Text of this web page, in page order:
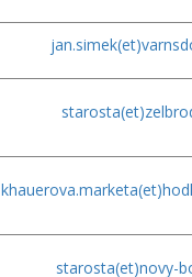
starosta(et)
khauerova.marketa(et)
starosta(et)novy-